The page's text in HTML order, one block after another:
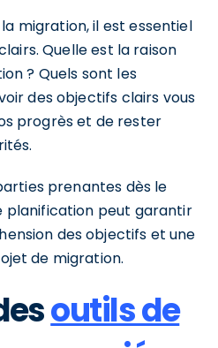
migration, il est essentiel
Quelle est la raison
? Quels sont les
des objectifs clairs vous
progrès et de rester
prenantes dès le
planification peut garantir
des objectifs et une
de migration.
outils de